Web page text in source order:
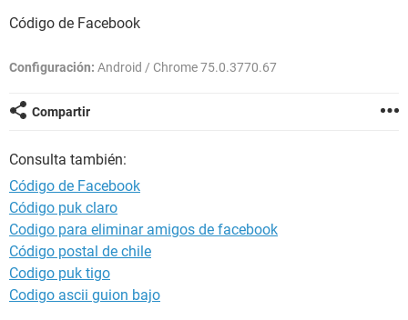
Código de Facebook
Configuración: Android / Chrome 75.0.3770.67
Compartir
Consulta también:
Código de Facebook
Código puk claro
Codigo para eliminar amigos de facebook
Código postal de chile
Codigo puk tigo
Codigo ascii guion bajo